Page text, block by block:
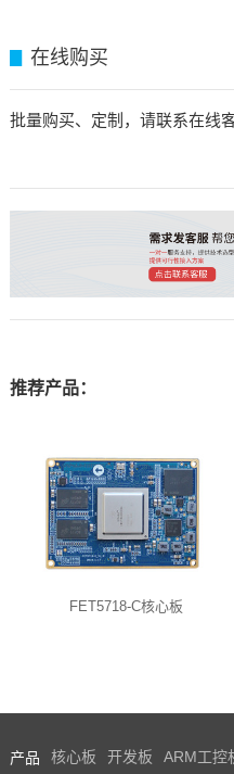
在线购买
批量购买、定制，请联系在线
推荐产品：
FET5718-C核心板
产品 核心板 开发板 ARM工控